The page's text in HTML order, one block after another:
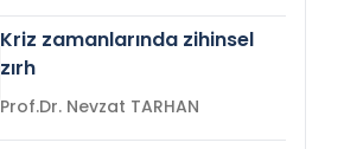
Kriz zamanlarında zihinsel
zırh
Prof.Dr. Nevzat TARHAN